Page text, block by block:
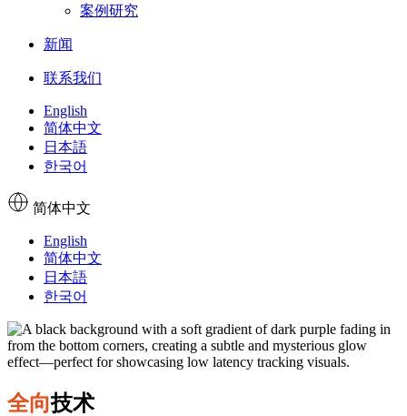
案例研究
新闻
联系我们
English
简体中文
日本語
한국어
简体中文
English
简体中文
日本語
한국어
全向技术